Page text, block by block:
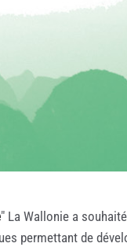
" La Wallonie a
permettant de